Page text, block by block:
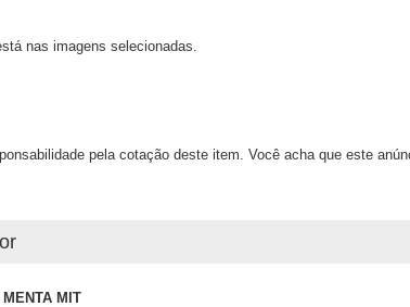
nas imagens selecionadas.
pela cotação deste item. Você acha que este
MENTA MIT